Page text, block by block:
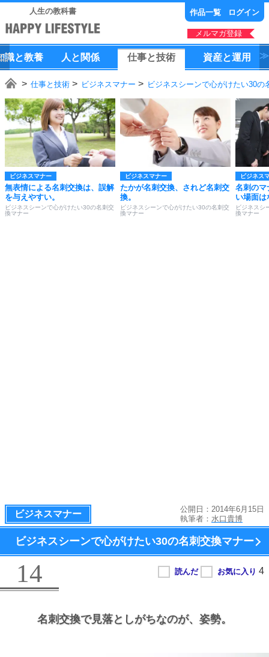
人生の教科書 作品一覧 ログイン
メルマガ登録
識と教養 人 と 関係 仕事と技術 資産と運用
仕事と技術 ビジネスマナー ビジネスシーンで心がけたい30の
ビジネスマナー
無表情による名刺交換は、誤解
を与えやすい。
ビジネスシーンで心がけたい30の名刺交
換マナー
ビジネスマナー
たかが名刺交換、されど名刺交
換。
ビジネスシーンで心がけたい30の名刺交
換マナー
ビジネス
名刺のマ
い場面は
ビジネスシ
換マナー
ビジネスマナー
公開日：2014年6月15日
執筆者： 水口貴博
ビジネスシーンで心がけたい30の名刺交換マナー
14
名刺交換で見落としがちなのが、 姿勢。